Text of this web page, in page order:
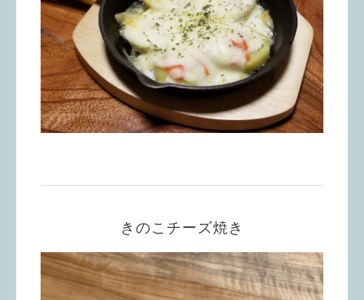
きのこチーズ焼き